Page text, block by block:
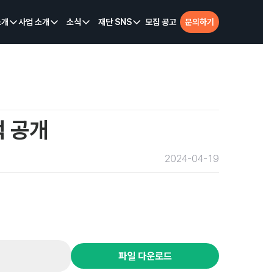
사업 소개 소식 재단 SNS 모집 공고 문의하기
공개
2024-04-19
파일 다운로드